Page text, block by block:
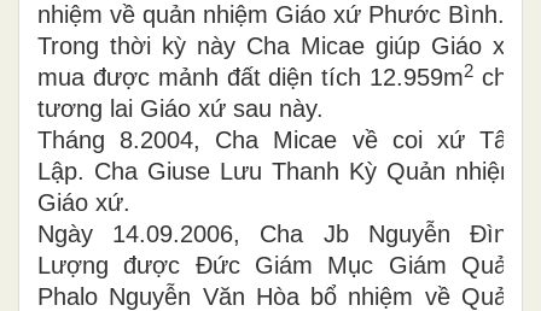
nhiệm về quản nhiệm Giáo xứ Phước Bình.
Trong thời kỳ này Cha Micae giúp Giáo xứ
mua được mảnh đất diện tích 12.959m2 cho
tương lai Giáo xứ sau này.
Tháng 8.2004, Cha Micae về coi xứ Tân
Lập. Cha Giuse Lưu Thanh Kỳ Quản nhiệm
Giáo xứ.
Ngày 14.09.2006, Cha Jb Nguyễn Đình
Lượng được Đức Giám Mục Giám Quản
Phalo Nguyễn Văn Hòa bổ nhiệm về Quản